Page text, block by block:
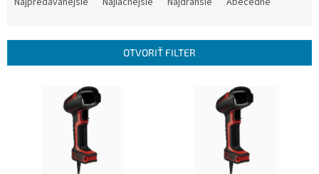
i
OTVORIŤ FILTER